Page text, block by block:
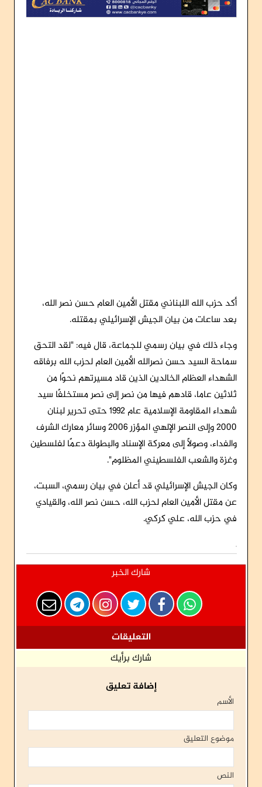
أكد حزب الله اللبناني مقتل الأمين العام حسن نصر الله،
بعد ساعات من بيان الجيش الإسرائيلي بمقتله.
وجاء ذلك في بيان رسمي للجماعة، قال فيه: "لقد التحق
سماحة السيد حسن نصرالله الأمين العام لحزب الله برفاقه
الشهداء العظام الخالدين الذين قاد مسيرتهم نحوًا من
ثلاثين عاما، قادهم فيها من نصر إلى نصر مستخلفًا سيد
شهداء المقاومة الإسلامية عام 1992 حتى تحرير لبنان
2000 وإلى النصر الإلهي المؤزر 2006 وسائر معارك الشرف
والفداء، وصولًا إلى معركة الإسناد والبطولة دعمًا لفلسطين
وغزة والشعب الفلسطيني المظلوم".
وكان الجيش الإسرائيلي قد أعلن في بيان رسمي، السبت،
عن مقتل الأمين العام لحزب الله، حسن نصر الله، والقيادي
في حزب الله، علي كركي.
شارك الخبر
التعليقات
شارك برأيك
إضافة تعليق
الأسم
موضوع التعليق
النص